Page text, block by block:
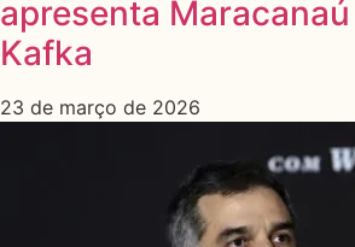
apresenta
Kafka
23 de março de 2026